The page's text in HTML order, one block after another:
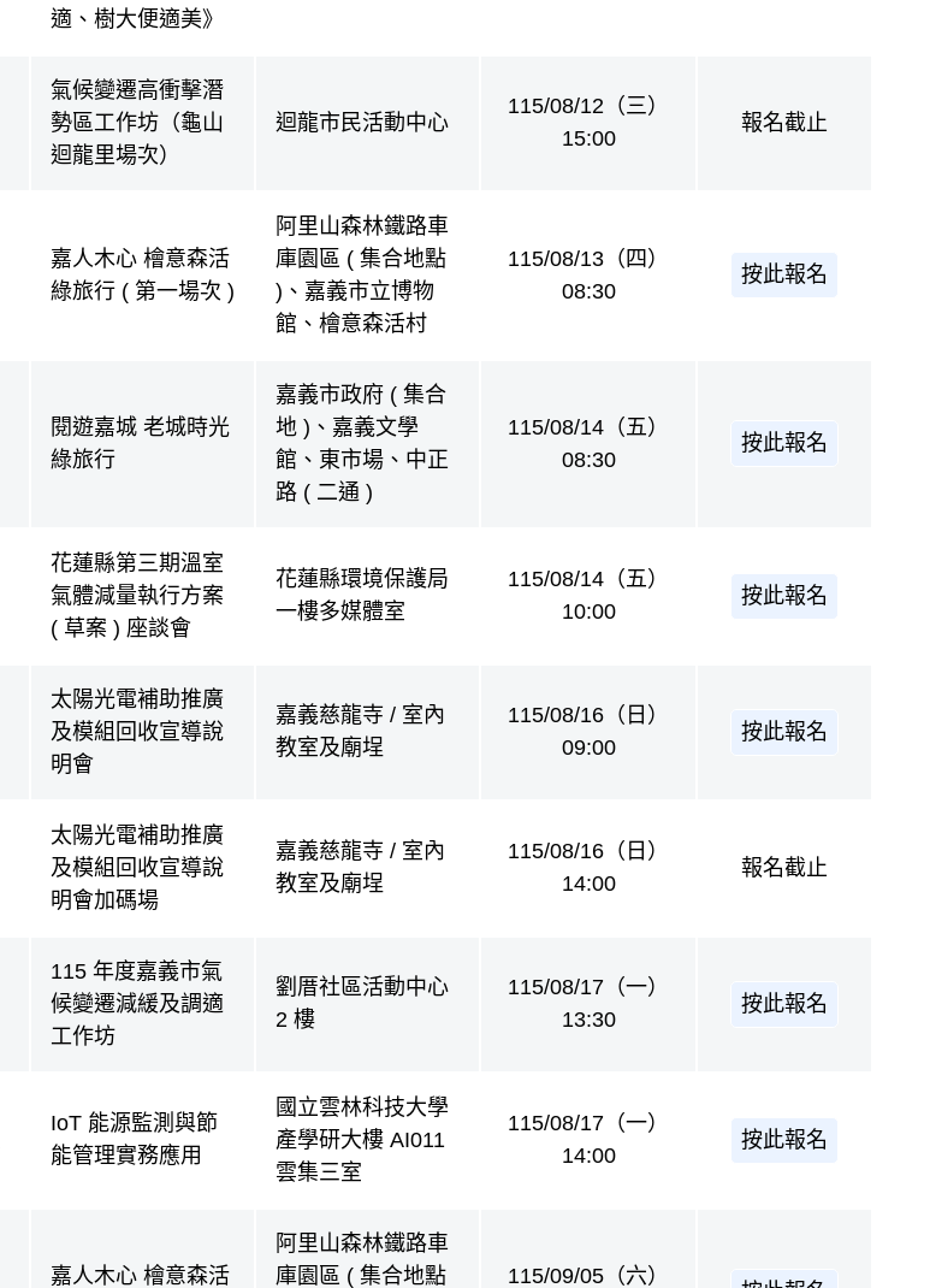
適、樹大便適美》
氣候變遷高衝擊潛
勢區工作坊（龜山
迴龍里場次）
迴龍市民活動中心
115/08/12（三）
15:00
報名截止
嘉人木心 檜意森活
綠旅行 ( 第一場次 )
阿里山森林鐵路車
庫園區 ( 集合地點
)、嘉義市立博物
館、檜意森活村
115/08/13（四）
08:30
按此報名
閱遊嘉城 老城時光
綠旅行
嘉義市政府 ( 集合
地 )、嘉義文學
館、東市場、中正
路 ( 二通 )
115/08/14（五）
08:30
按此報名
花蓮縣第三期溫室
氣體減量執行方案
( 草案 ) 座談會
花蓮縣環境保護局
一樓多媒體室
115/08/14（五）
10:00
按此報名
太陽光電補助推廣
及模組回收宣導說
明會
嘉義慈龍寺 / 室內
教室及廟埕
115/08/16（日）
09:00
按此報名
太陽光電補助推廣
及模組回收宣導說
明會加碼場
嘉義慈龍寺 / 室內
教室及廟埕
115/08/16（日）
14:00
報名截止
115 年度嘉義市氣
候變遷減緩及調適
工作坊
劉厝社區活動中心
2 樓
115/08/17（一）
13:30
按此報名
IoT 能源監測與節
能管理實務應用
國立雲林科技大學
產學研大樓 AI011
雲集三室
115/08/17（一）
14:00
按此報名
嘉人木心 檜意森活
阿里山森林鐵路車
庫園區 ( 集合地點
115/09/05（六）